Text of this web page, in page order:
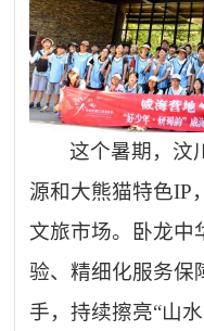
这个暑期，汶
源和大熊猫特色IP
文旅市场。卧龙中
验、精细化服务保
手，持续擦亮“山